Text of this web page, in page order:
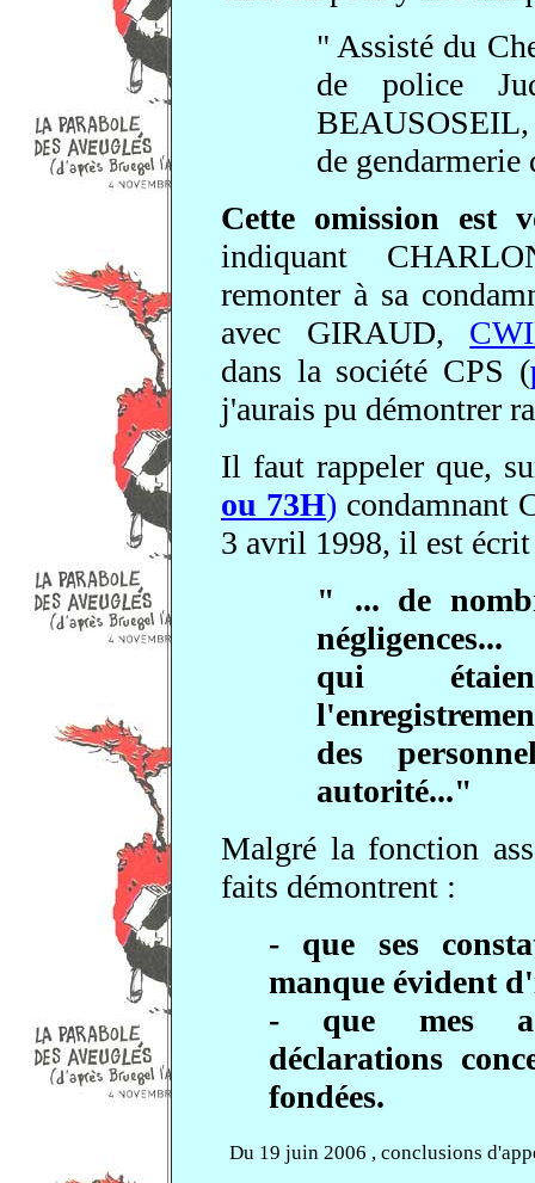
" Assisté du
de police
BEAUSOSEIL,
de
Cette omission est
indiquant
remonter à sa
avec GIRAUD,
dans la société CPS (
j'aurais pu démontrer
Il faut rappeler que,
ou 73H) condamnant
3 avril 1998, il est
" ... de
négligences...
qui
des
autorité..."
Malgré la fonction
faits démontrent :
- que ses
manque évident
- que mes
déclarations
fondées.
Du 19 juin 2006 , conclusions